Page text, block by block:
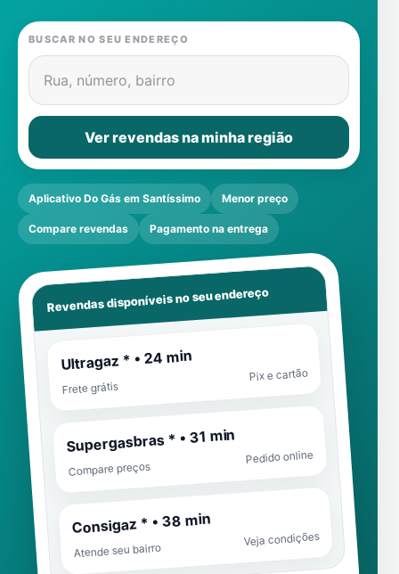
Gás
Contatos
BUSCAR NO SEU ENDEREÇO
Rua, número, bairro
Ver revendas na minha região
Aplicativo Do Gás em Santíssimo Menor preço
Compare revendas Pagamento na entrega
Revendas disponíveis no seu endereço
Ultragaz * • 24 min
Frete grátis
Pix e cartão
Supergasbras * • 31 min
Compare preços
Pedido online
Consigaz * • 38 min
Atende seu bairro
Veja condições